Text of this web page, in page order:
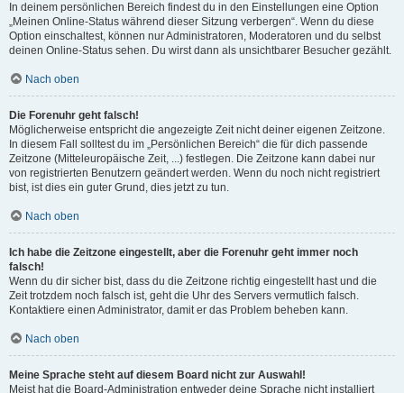
In deinem persönlichen Bereich findest du in den Einstellungen eine Option
„Meinen Online-Status während dieser Sitzung verbergen“. Wenn du diese
Option einschaltest, können nur Administratoren, Moderatoren und du selbst
deinen Online-Status sehen. Du wirst dann als unsichtbarer Besucher gezählt.
Nach oben
Die Forenuhr geht falsch!
Möglicherweise entspricht die angezeigte Zeit nicht deiner eigenen Zeitzone.
In diesem Fall solltest du im „Persönlichen Bereich“ die für dich passende
Zeitzone (Mitteleuropäische Zeit, ...) festlegen. Die Zeitzone kann dabei nur
von registrierten Benutzern geändert werden. Wenn du noch nicht registriert
bist, ist dies ein guter Grund, dies jetzt zu tun.
Nach oben
Ich habe die Zeitzone eingestellt, aber die Forenuhr geht immer noch
falsch!
Wenn du dir sicher bist, dass du die Zeitzone richtig eingestellt hast und die
Zeit trotzdem noch falsch ist, geht die Uhr des Servers vermutlich falsch.
Kontaktiere einen Administrator, damit er das Problem beheben kann.
Nach oben
Meine Sprache steht auf diesem Board nicht zur Auswahl!
Meist hat die Board-Administration entweder deine Sprache nicht installiert